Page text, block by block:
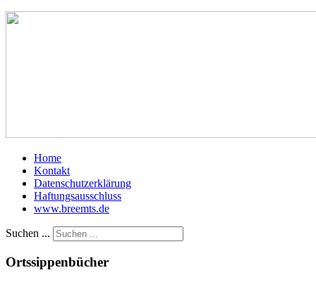
Home
Kontakt
Datenschutzerklärung
Haftungsausschluss
www.breemts.de
Suchen ...
Ortssippenbücher